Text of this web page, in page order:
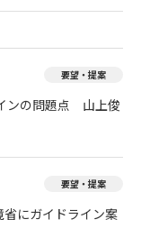
要望・提案
ンの問題点 山上俊
要望・提案
にガイドライン案